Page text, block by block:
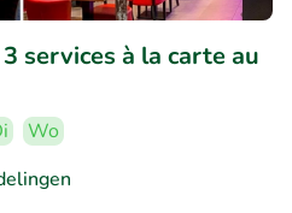
services à la carte au
Wo